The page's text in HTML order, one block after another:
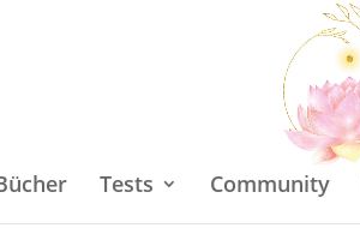
Tests Community